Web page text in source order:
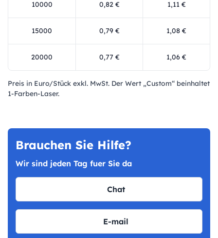
10000 0,82 € 1,11 €
15000 0,79 € 1,08 €
20000 0,77 € 1,06 €
Preis in Euro/Stück exkl. MwSt. Der Wert „Custom“ beinhaltet
1-Farben-Laser.
Brauchen Sie Hilfe?
Wir sind jeden Tag fuer Sie da
Chat
E-mail